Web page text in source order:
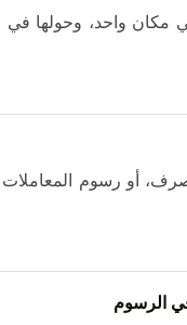
واحد، وحولها في
أو رسوم المعاملات
الرسوم